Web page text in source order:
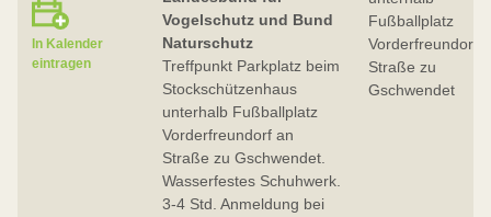
In Kalender
eintragen
Vogelschutz und Bund
Naturschutz
Treffpunkt Parkplatz beim
Stockschützenhaus
unterhalb Fußballplatz
Vorderfreundorf an
Straße zu Gschwendet.
Wasserfestes Schuhwerk.
3-4 Std. Anmeldung bei
Fußballplatz
Vorderfreundorf
Straße zu
Gschwendet